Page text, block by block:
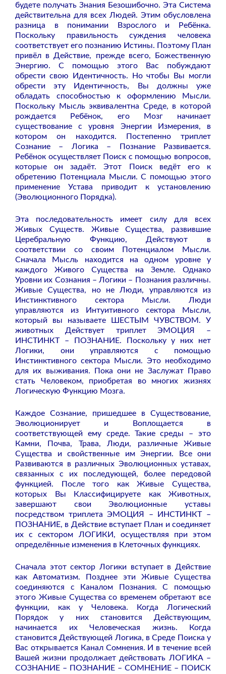
будете получать Знания Безошибочно. Эта Система
действительна для всех Людей. Этим обусловлена
разница в понимании Взрослого и Ребёнка.
Поскольку правильность суждения человека
соответствует его познанию Истины. Поэтому План
привёл в Действие, прежде всего, Божественную
Энергию. С помощью этого Вас побуждают
обрести свою Идентичность. Но чтобы Вы могли
обрести эту Идентичность, Вы должны уже
обладать способностью к оформлению Мысли.
Поскольку Мысль эквивалентна Среде, в которой
рождается Ребёнок, его Мозг начинает
существование с уровня Энергии Измерения, в
котором он находится. Постепенно триплет
Сознание – Логика – Познание Развивается.
Ребёнок осуществляет Поиск с помощью вопросов,
которые он задаёт. Этот Поиск ведёт его к
обретению Потенциала Мысли. С помощью этого
применение Устава приводит к установлению
(Эволюционного Порядка).
Эта последовательность имеет силу для всех
Живых Существ. Живые Существа, развившие
Церебральную Функцию, Действуют в
соответствии со своим Потенциалом Мысли.
Сначала Мысль находится на одном уровне у
каждого Живого Существа на Земле. Однако
Уровни их Сознания – Логики – Познания различны.
Живые Существа, но не Люди, управляются из
Инстинктивного сектора Мысли. Люди
управляются из Интуитивного сектора Мысли,
который вы называете ШЕСТЫМ ЧУВСТВОМ. У
животных Действует триплет ЭМОЦИЯ –
ИНСТИНКТ – ПОЗНАНИЕ. Поскольку у них нет
Логики, они управляются с помощью
Инстинктивного сектора Мысли. Это необходимо
для их выживания. Пока они не Заслужат Право
стать Человеком, приобретая во многих жизнях
Логическую Функцию Мозга.
Каждое Сознание, пришедшее в Существование,
Эволюционирует и Воплощается в
соответствующей ему среде. Такие среды – это
Камни, Почва, Трава, Люди, различные Живые
Существа и свойственные им Энергии. Все они
Развиваются в различных Эволюционных уставах,
связанных с их последующей, более передовой
функцией. После того как Живые Существа,
которых Вы Классифицируете как Животных,
завершают свои Эволюционные уставы
посредством триплета ЭМОЦИЯ – ИНСТИНКТ –
ПОЗНАНИЕ, в Действие вступает План и соединяет
их с сектором ЛОГИКИ, осуществляя при этом
определённые изменения в Клеточных функциях.
Сначала этот сектор Логики вступает в Действие
как Автоматизм. Позднее эти Живые Существа
соединяются с Каналом Познания. С помощью
этого Живые Существа со временем обретают все
функции, как у Человека. Когда Логический
Порядок у них становится Действующим,
начинается их Человеческая жизнь. Когда
становится Действующей Логика, в Среде Поиска у
Вас открывается Канал Сомнения. И в течение всей
Вашей жизни продолжает действовать ЛОГИКА –
СОЗНАНИЕ – ПОЗНАНИЕ – СОМНЕНИЕ – ПОИСК